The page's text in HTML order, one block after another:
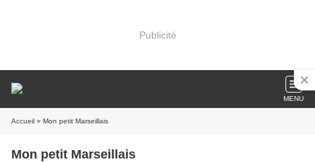
Publicité
MENU
Accueil » Mon petit Marseillais
Mon petit Marseillais